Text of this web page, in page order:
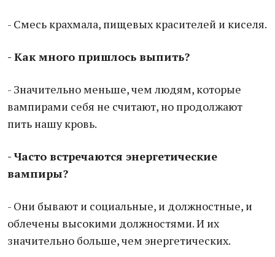
- Смесь крахмала, пищевых красителей и киселя.
- Как много пришлось выпить?
- Значительно меньше, чем людям, которые
вампирами себя не считают, но продолжают
пить нашу кровь.
- Часто встречаются энергетические
вампиры?
- Они бывают и социальные, и должностные, и
облечены высокими должностями. И их
значительно больше, чем энергетических.